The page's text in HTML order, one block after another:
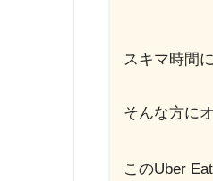
スキマ時間
そんな方に
このUber